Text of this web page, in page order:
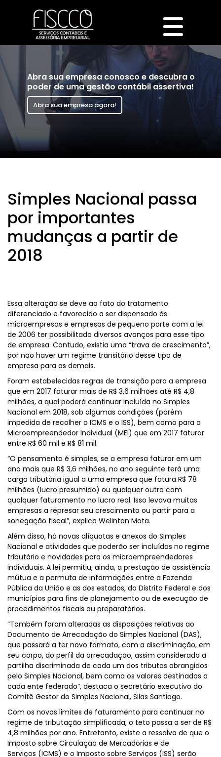
Abra sua empresa conosco e descubra o
poder de uma gestão contábil assertiva!
Abra sua empresa agora!
Simples Nacional passa
por importantes
mudanças a partir de
2018
Essa alteração se deve ao fato do tratamento
diferenciado e favorecido a ser dispensado às
microempresas e empresas de pequeno porte com a lei
de 2006 ter possibilitado diversos avanços para esse tipo
de empresa. Contudo, existia uma “trava de crescimento”,
por não haver um regime transitório desse tipo de
empresa para as demais.
Foram estabelecidas regras de transição para a empresa
que em 2017 faturar mais de R$ 3,6 milhões até R$ 4,8
milhões, a qual poderá continuar incluída no Simples
Nacional em 2018, sob algumas condições (porém
impedida de recolher o ICMS e o ISS), bem como para o
Microempreendedor Individual (MEI) que em 2017 faturar
entre R$ 60 mil e R$ 81 mil.
“O pensamento é simples, se a empresa faturar em um
ano mais que R$ 3,6 milhões, no ano seguinte terá uma
carga tributária igual a uma empresa que fatura R$ 78
milhões (lucro presumido) ou qualquer outra com
qualquer faturamento no lucro real. Isso levava muitas
empresas a represar seu crescimento ou partir para a
sonegação fiscal”, explica Welinton Mota.
Além disso, há novas alíquotas e anexos do Simples
Nacional e atividades que poderão ser incluídas no regime
tributário e novidades para os microempreendedores
individuais. A lei permitiu, ainda, a prestação de assistência
mútua e a permuta de informações entre a Fazenda
Pública da União e as dos estados, do Distrito Federal e dos
municípios para fins de planejamento ou de execução de
procedimentos fiscais ou preparatórios.
“Também foram alteradas as disposições relativas ao
Documento de Arrecadação do Simples Nacional (DAS),
que passará a ter novo formato, com a discriminação, em
seu corpo, do perfil da arrecadação, assim considerado a
partilha discriminada de cada um dos tributos abrangidos
pelo Simples Nacional, bem como os valores destinados a
cada ente federado”, destaca o secretário executivo do
Comitê Gestor do Simples Nacional, Silas Santiago.
Com os novos limites de faturamento para continuar no
regime de tributação simplificada, o teto passa a ser de R$
4,8 milhões por ano. Entretanto, existe a ressalva de que o
Imposto sobre Circulação de Mercadorias e de
Serviços (ICMS) e o Imposto sobre Serviços (ISS) serão